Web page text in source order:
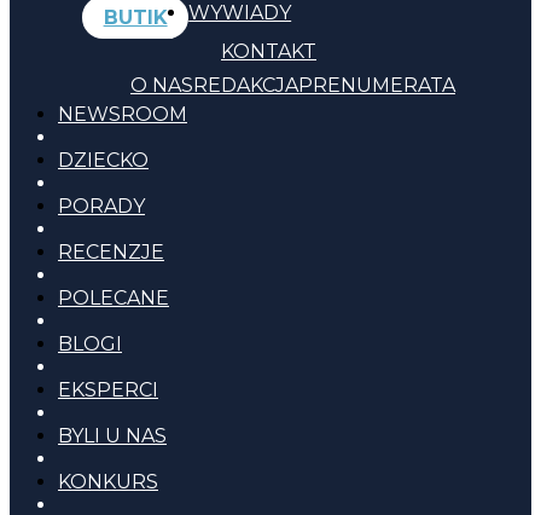
BUTIK
KONTAKT
O NASREDAKCJAPRENUMERATA
WYWIADY
NEWSROOM
DZIECKO
PORADY
RECENZJE
POLECANE
BLOGI
EKSPERCI
BYLI U NAS
KONKURS